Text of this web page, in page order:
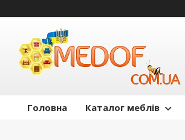
Головна Каталог меблів